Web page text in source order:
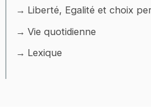
Liberté, Egalité et choix
Vie quotidienne
Lexique